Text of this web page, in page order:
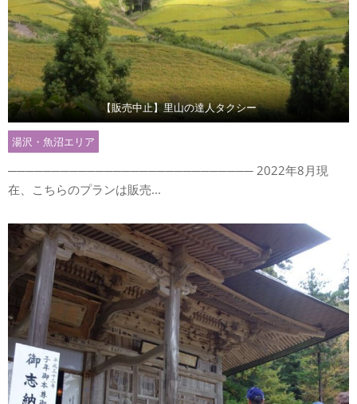
【販売中止】里山の達人タクシー
湯沢・魚沼エリア
──────────────────────────── 2022年8月現
在、こちらのプランは販売...